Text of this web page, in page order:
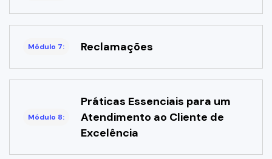
Módulo 7: Reclamações
Módulo 8:
Práticas Essenciais para um
Atendimento ao Cliente de
Excelência